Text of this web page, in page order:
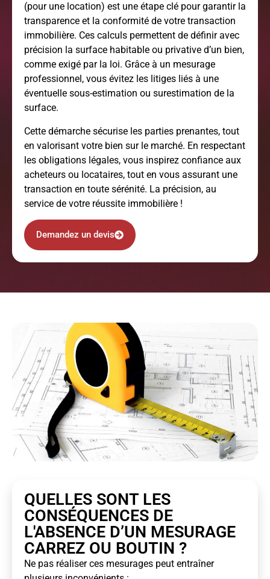
(pour une location) est une étape clé pour garantir la
transparence et la conformité de votre transaction
immobilière. Ces calculs permettent de définir avec
précision la surface habitable ou privative d’un bien,
comme exigé par la loi. Grâce à un mesurage
professionnel, vous évitez les litiges liés à une
éventuelle sous-estimation ou surestimation de la
surface.
Cette démarche sécurise les parties prenantes, tout
en valorisant votre bien sur le marché. En respectant
les obligations légales, vous inspirez confiance aux
acheteurs ou locataires, tout en vous assurant une
transaction en toute sérénité. La précision, au
service de votre réussite immobilière !
Demandez un devis
QUELLES SONT LES
CONSÉQUENCES DE
L'ABSENCE D’UN MESURAGE
CARREZ OU BOUTIN ?
Ne pas réaliser ces mesurages peut entraîner